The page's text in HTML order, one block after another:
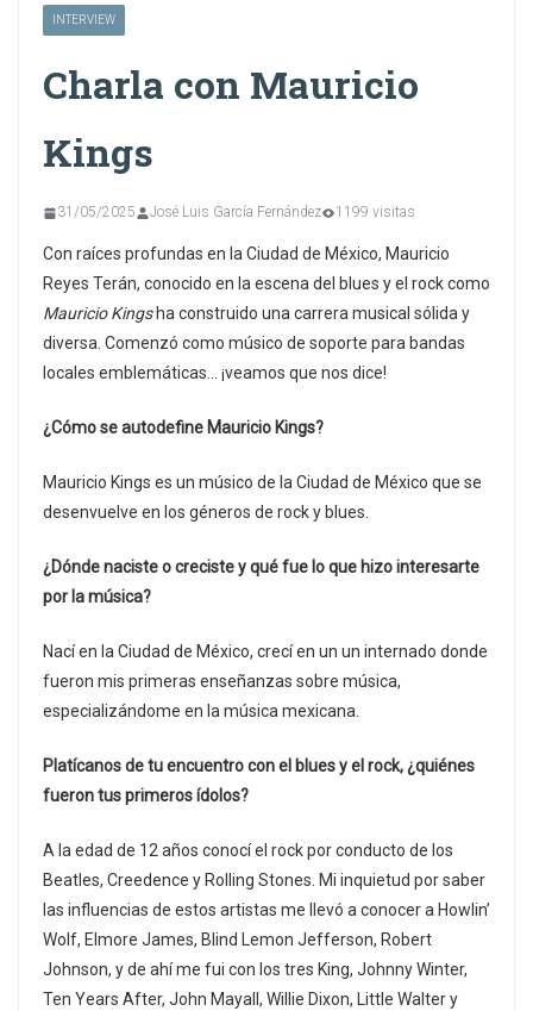
INTERVIEW
Charla con Mauricio
Kings
31/05/2025 José Luis García Fernández 1199 visitas
Con raíces profundas en la Ciudad de México, Mauricio
Reyes Terán, conocido en la escena del blues y el rock como
Mauricio Kingsha construido una carrera musical sólida y
diversa. Comenzó como músico de soporte para bandas
locales emblemáticas… ¡veamos que nos dice!
¿Cómo se autodefine Mauricio Kings?
Mauricio Kings es un músico de la Ciudad de México que se
desenvuelve en los géneros de rock y blues.
¿Dónde naciste o creciste y qué fue lo que hizo interesarte
por la música?
Nací en la Ciudad de México, crecí en un un internado donde
fueron mis primeras enseñanzas sobre música,
especializándome en la música mexicana.
Platícanos de tu encuentro con el blues y el rock, ¿quiénes
fueron tus primeros ídolos?
A la edad de 12 años conocí el rock por conducto de los
Beatles, Creedence y Rolling Stones. Mi inquietud por saber
las influencias de estos artistas me llevó a conocer a Howlin’
Wolf, Elmore James, Blind Lemon Jefferson, Robert
Johnson, y de ahí me fui con los tres King, Johnny Winter,
Ten Years After, John Mayall, Willie Dixon, Little Walter y